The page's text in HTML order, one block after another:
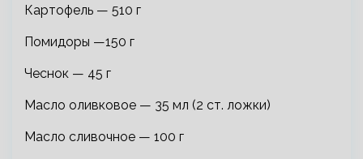
Картофель — 510 г
Помидоры —150 г
Чеснок — 45 г
Масло оливковое — 35 мл (2 ст. ложки)
Масло сливочное — 100 г